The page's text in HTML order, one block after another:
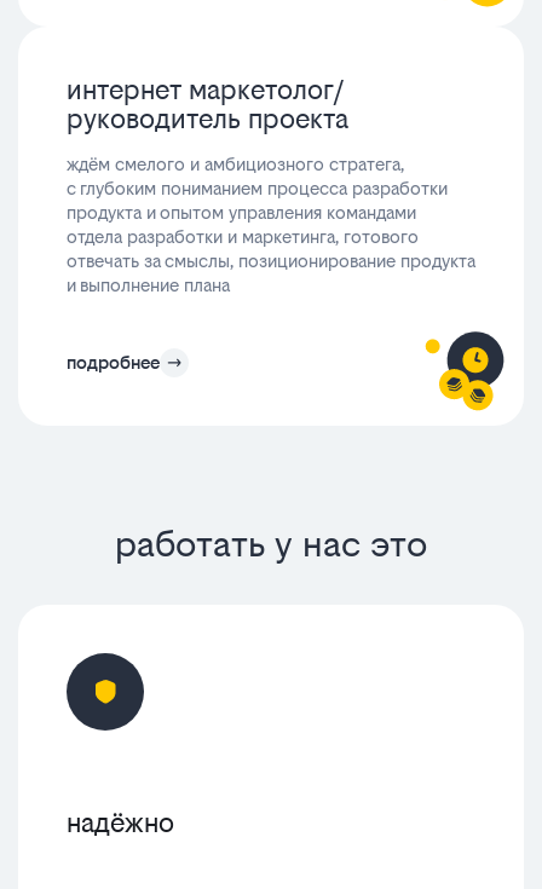
интернет маркетолог/
руководитель проекта
ждём смелого и амбициозного стратега,
с глубоким пониманием процесса разработки
продукта и опытом управления командами
отдела разработки и маркетинга, готового
отвечать за смыслы, позиционирование продукта
и выполнение плана
подробнее
работать у нас это
надёжно